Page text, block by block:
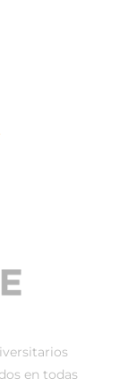
en todas